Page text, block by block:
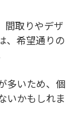
間取りやデザ
、希望通りの
多いため、個
いかもしれま